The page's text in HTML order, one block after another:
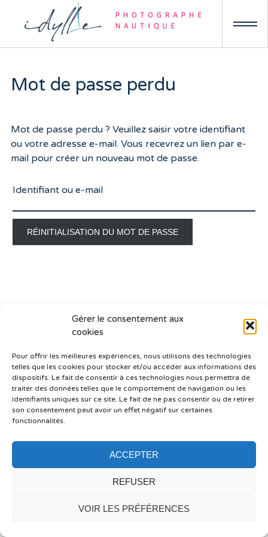
Gérer le consentement aux
cookies
Pour offrir les meilleures expériences, nous utilisons des technologies
telles que les cookies pour stocker et/ou accéder aux informations des
dispositifs. Le fait de consentir à ces technologies nous permettra de
traiter des données telles que le comportement de navigation ou les
identifiants uniques sur ce site. Le fait de ne pas consentir ou de retirer
son consentement peut avoir un effet négatif sur certaines
fonctionnalités.
ACCEPTER
REFUSER
VOIR LES PRÉFÉRENCES
Mot de passe perdu
Mot de passe perdu ? Veuillez saisir votre identifiant
ou votre adresse e-mail. Vous recevrez un lien par e-
mail pour créer un nouveau mot de passe.
Identifiant ou e-mail
RÉINITIALISATION DU MOT DE PASSE
© IDYLLE — PHOTOGRAPHE NAUTIQUE ET MARIAGE